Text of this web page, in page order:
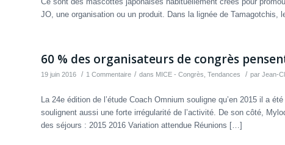
JO, une organisation ou un produit. Dans la lignée de Tamagotchis,
60 % des organisateurs de congrès
19 juin 2016 / 1 Commentaire / dans MICE - Congrès, Tendances / par Jean-
La 24e édition de l’étude Coach Omnium souligne qu’en 2015 il a
soulignent aussi une forte irrégularité de l’activité. De son côté,
des séjours : 2015 2016 Variation attendue Réunions […]